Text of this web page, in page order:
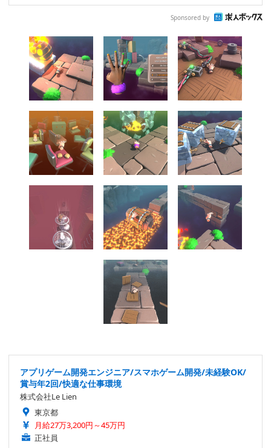
Sponsored by
アプリゲーム開発エンジニア/スマホゲーム開発/未経験OK/
賞与年2回/快適な仕事環境
株式会社Le Lien
東京都
月給27万3,200円～45万円
正社員